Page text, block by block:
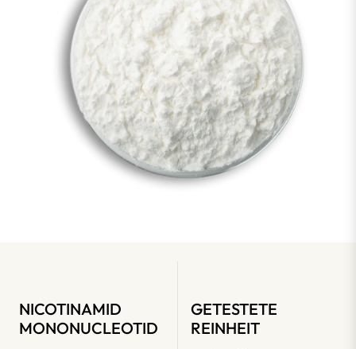
NICOTINAMID
MONONUCLEOTID
GETESTETE
REINHEIT